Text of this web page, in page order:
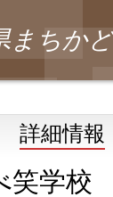
まちか
詳細情報
笑学校